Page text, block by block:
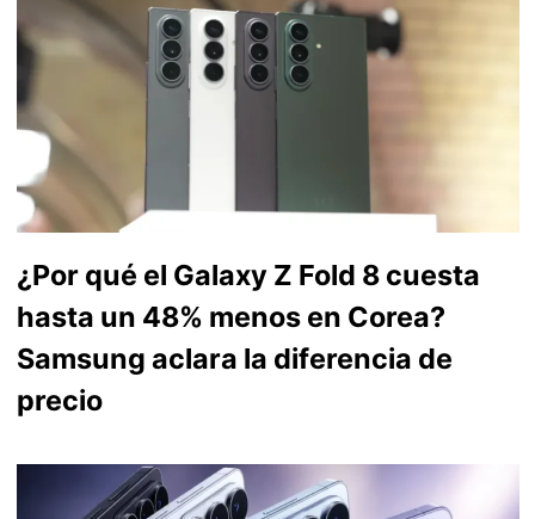
¿Por qué el Galaxy Z Fold 8 cuesta
hasta un 48% menos en Corea?
Samsung aclara la diferencia de
precio